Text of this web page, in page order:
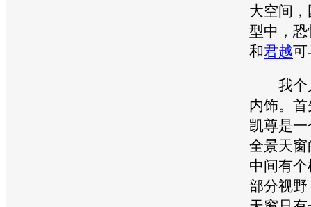
大空间
型中，
和君越可
我个
内饰。
凯尊是
全景天窗
中间有
部分视